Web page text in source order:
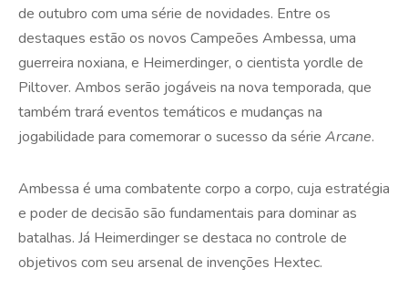
de outubro com uma série de novidades. Entre os
destaques estão os novos Campeões Ambessa, uma
guerreira noxiana, e Heimerdinger, o cientista yordle de
Piltover. Ambos serão jogáveis na nova temporada, que
também trará eventos temáticos e mudanças na
jogabilidade para comemorar o sucesso da série Arcane.
Ambessa é uma combatente corpo a corpo, cuja estratégia
e poder de decisão são fundamentais para dominar as
batalhas. Já Heimerdinger se destaca no controle de
objetivos com seu arsenal de invenções Hextec.